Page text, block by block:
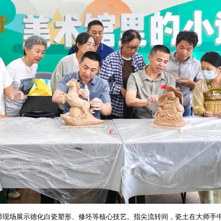
展示德化白瓷塑形、修坯等核心技艺。指尖流转间，瓷土在大师手